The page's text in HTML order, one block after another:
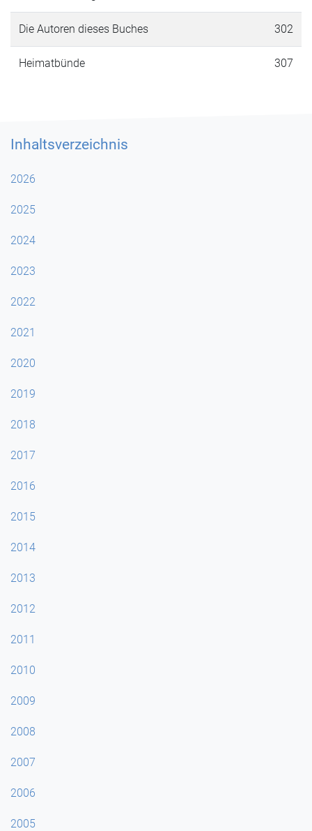
Die Autoren dieses Buches 302
Heimatbünde 307
Inhaltsverzeichnis
2026
2025
2024
2023
2022
2021
2020
2019
2018
2017
2016
2015
2014
2013
2012
2011
2010
2009
2008
2007
2006
2005